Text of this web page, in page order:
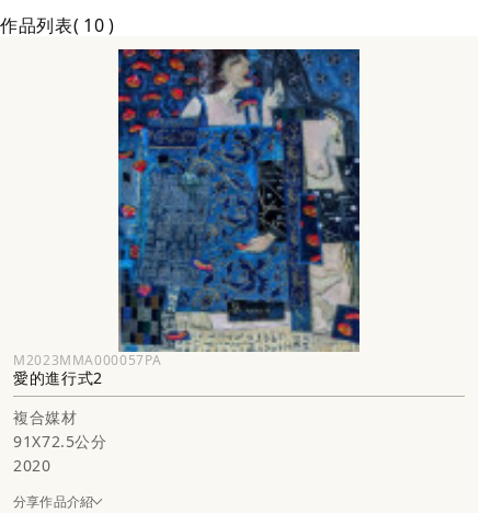
作品列表 10
M2023MMA000057PA
愛的進行式2
複合媒材
91X72.5公分
2020
分享作品介紹